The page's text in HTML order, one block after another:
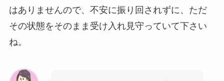
はありませんので、不安に振り回されずに、ただ
その状態をそのまま受け入れ見守っていて下さい
ね。